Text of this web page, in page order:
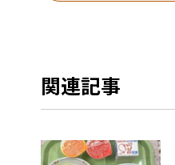
関連記事